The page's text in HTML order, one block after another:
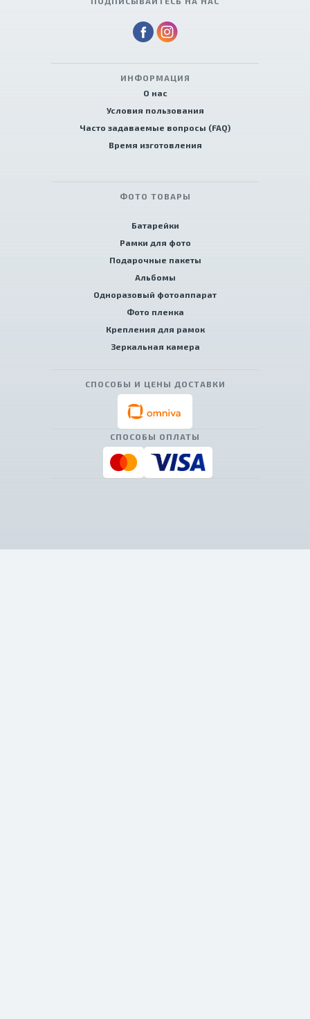
ИНФОРМАЦИЯ
О нас
Условия пользования
Часто задаваемые вопросы (FAQ)
Время изготовления
ФОТО ТОВАРЫ
Батарейки
Рамки для фото
Подарочные пакеты
Альбомы
Одноразовый фотоаппарат
Фото пленка
Крепления для рамок
Зеркальная камера
СПОСОБЫ И ЦЕНЫ ДОСТАВКИ
СПОСОБЫ ОПЛАТЫ